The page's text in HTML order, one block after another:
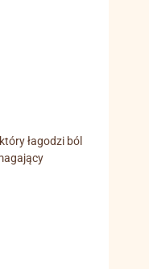
łagodzi ból